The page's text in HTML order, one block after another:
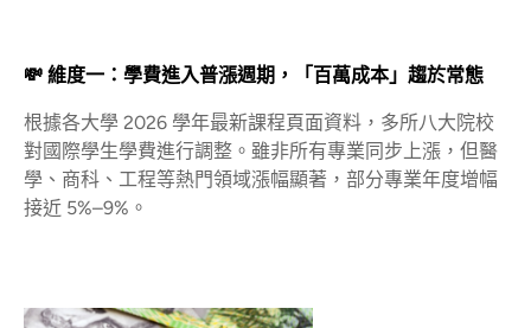
💸 維度一：學費進入普漲週期，「百萬成本」趨於常態
根據各大學 2026 學年最新課程頁面資料，多所八大院校
對國際學生學費進行調整。雖非所有專業同步上漲，但醫
學、商科、工程等熱門領域漲幅顯著，部分專業年度增幅
接近 5%–9%。